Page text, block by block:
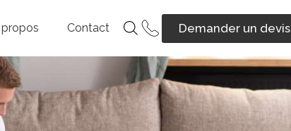
Contact Demander un devis